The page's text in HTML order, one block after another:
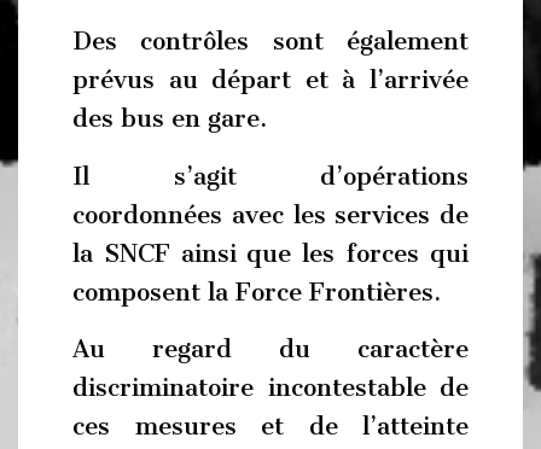
Des contrôles sont également
prévus au départ et à l’arrivée
des bus en gare.
Il s’agit d’opérations
coordonnées avec les services de
la SNCF ainsi que les forces qui
composent la Force Frontières.
Au regard du caractère
discriminatoire incontestable de
ces mesures et de l’atteinte